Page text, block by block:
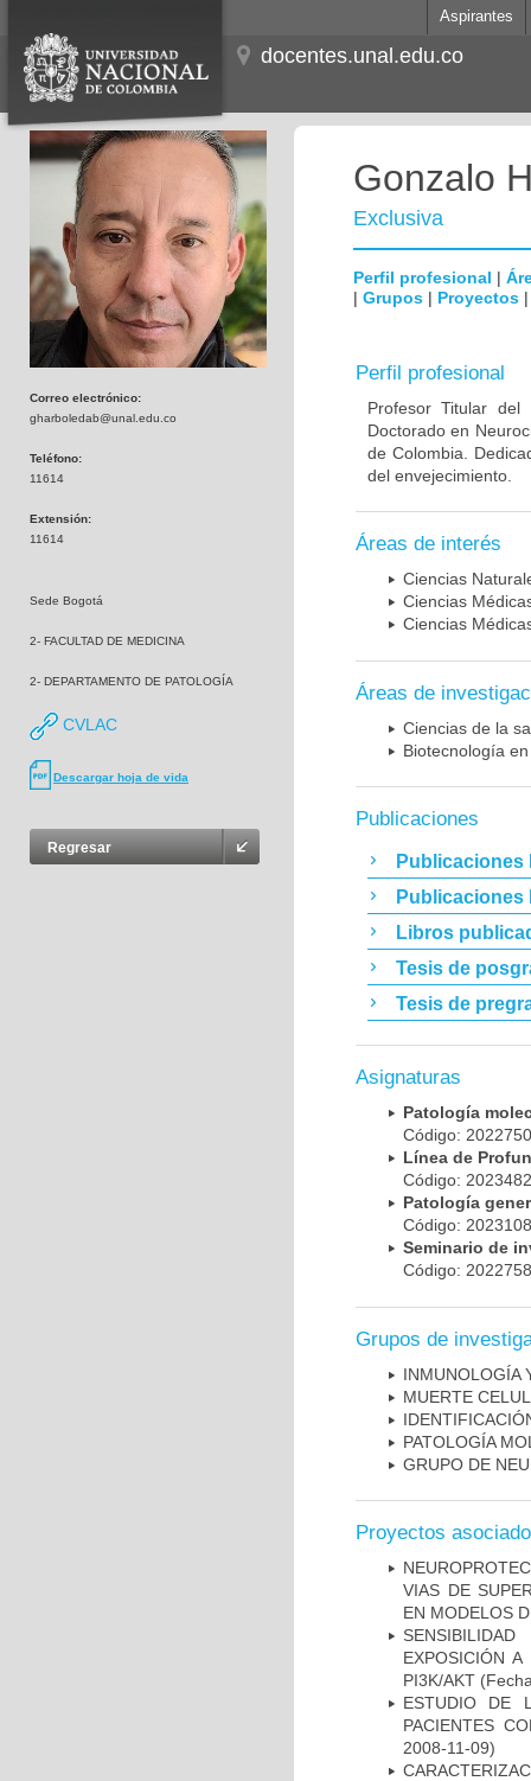
Aspirantes
docentes.unal.edu.co
Correo electrónico:
gharboledab@unal.edu.co
Teléfono:
11614
Extensión:
11614
Sede Bogotá
2- FACULTAD DE MEDICINA
2- DEPARTAMENTO DE PATOLOGÍA
CVLAC
Descargar hoja de vida
Regresar
Gonzalo
Exclusiva
Perfil profesional |
| Grupos | Proyectos
Perfil profesional
Profesor Titular
Doctorado en
de Colombia.
del envejecimiento.
Áreas de interés
Ciencias
Ciencias
Ciencias
Áreas de
Ciencias de la
Biotecnología
Publicaciones
Publicaciones
Publicaciones
Libros
Tesis de
Tesis de
Asignaturas
Patología
Código:
Línea de
Código:
Patología
Código:
Seminario de
Código:
Grupos de
INMUNOLOGÍA
MUERTE
PATOLOGÍA
GRUPO DE
Proyectos
VIAS DE
EN MODELOS
EXPOSICIÓN
PI3K/AKT
ESTUDIO DE
PACIENTES
2008-11-09)